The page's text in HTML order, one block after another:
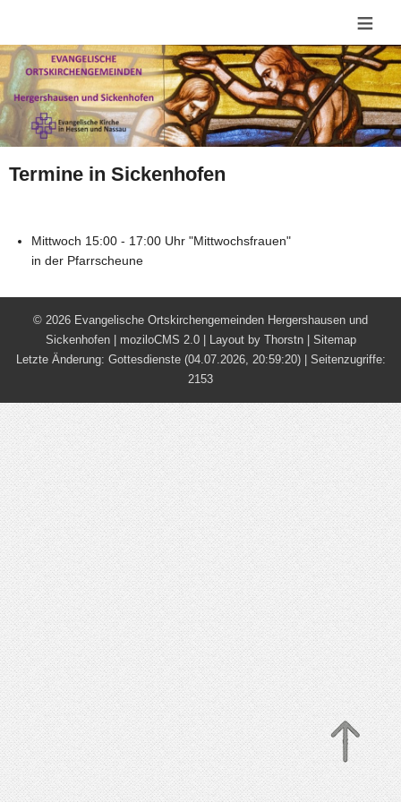
≡
Termine in Sickenhofen
Mittwoch 15:00 - 17:00 Uhr "Mittwochsfrauen"
in der Pfarrscheune
© 2026 Evangelische Ortskirchengemeinden Hergershausen und
Sickenhofen | moziloCMS 2.0| Layout by Thorstn| Sitemap
Letzte Änderung: Gottesdienste(04.07.2026, 20:59:20) | Seitenzugriffe:
2153